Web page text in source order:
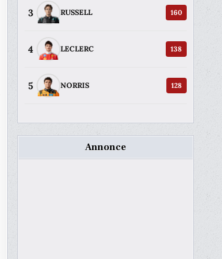
3 RUSSELL 160
4 LECLERC 138
5 NORRIS 128
Annonce